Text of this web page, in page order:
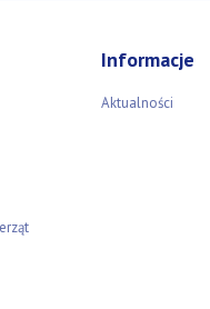
Informacje
Aktualności